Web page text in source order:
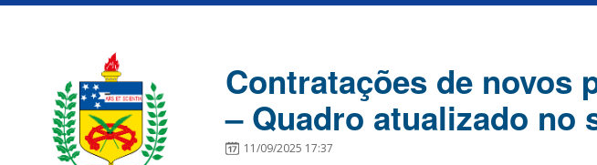
Contratações de novos
– Quadro atualizado no
11/09/2025 17:37